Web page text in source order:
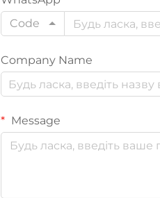
Code
Company Name
Message